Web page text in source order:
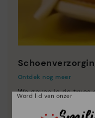
Ontdek nog meer
We geven je de trucs
blijven zien.
Word lid van onzer